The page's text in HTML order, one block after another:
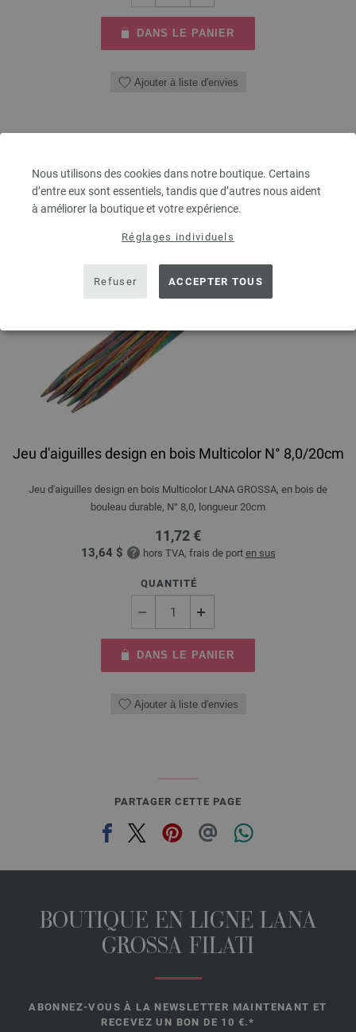
Nous utilisons des cookies dans notre boutique. Certains
d’entre eux sont essentiels, tandis que d’autres nous aident
à améliorer la boutique et votre expérience.
Réglages individuels
Refuser ACCEPTER TOUS
DANS LE PANIER
Ajouter à liste d'envies
Jeu d'aiguilles design en bois Multicolor N° 8,0/20cm
Jeu d'aiguilles design en bois Multicolor LANA GROSSA, en bois de
bouleau durable, N° 8,0, longueur 20cm
11,72 €
13,64 $ hors TVA, frais de port en sus
QUANTITÉ
DANS LE PANIER
Ajouter à liste d'envies
PARTAGER CETTE PAGE
BOUTIQUE EN LIGNE LANA
GROSSA FILATI
ABONNEZ-VOUS À LA NEWSLETTER MAINTENANT ET
RECEVEZ UN BON DE 10 €.*